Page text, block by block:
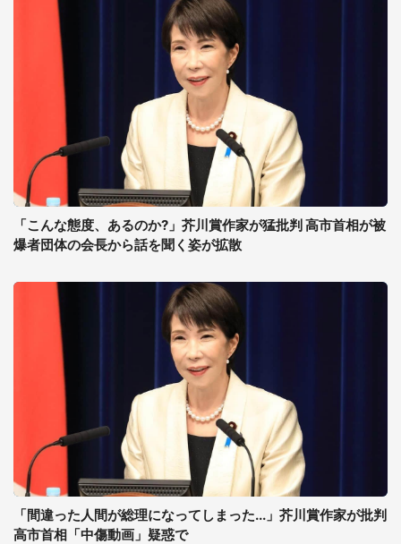
「こんな態度、あるのか?」芥川賞作家が猛批判 高市首相が被
爆者団体の会長から話を聞く姿が拡散
「間違った人間が総理になってしまった...」芥川賞作家が批判
高市首相「中傷動画」疑惑で